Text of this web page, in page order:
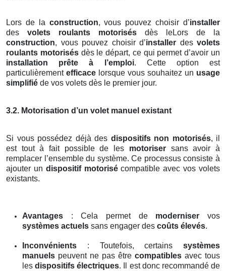
Lors de la construction, vous pouvez choisir d’installer
des volets roulants motorisés dès leLors de la
construction, vous pouvez choisir d’installer des volets
roulants motorisésdès le départ, ce qui permet d’avoir un
installation prête à l’emploi. Cette option est
particulièrement efficace lorsque vous souhaitez un usage
simplifié de vos volets dès le premier jour.
3.2. Motorisation d’un volet manuel existant
Si vous possédez déjà des dispositifs non motorisés, il
est tout à fait possible de les motorisersans avoir à
remplacer l’ensemble du système. Ce processus consiste à
ajouter un dispositif motorisécompatible avec vos volets
existants.
Avantages : Cela permet de moderniser vos
systèmes actuels sans engager des coûts élevés.
Inconvénients : Toutefois, certains systèmes
manuels peuvent ne pas être compatibles avec tous
lesdispositifs électriques. Il est donc recommandé de